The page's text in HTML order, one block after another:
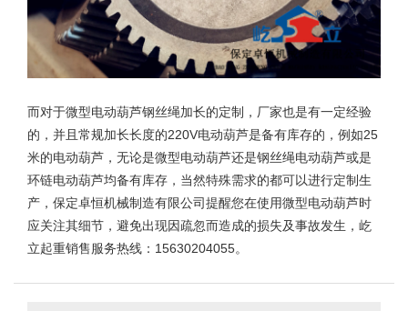
而对于微型电动葫芦钢丝绳加长的定制，厂家也是有一定经验
的，并且常规加长长度的220V电动葫芦是备有库存的，例如25
米的电动葫芦，无论是微型电动葫芦还是钢丝绳电动葫芦或是
环链电动葫芦均备有库存，当然特殊需求的都可以进行定制生
产，保定卓恒机械制造有限公司提醒您在使用微型电动葫芦时
应关注其细节，避免出现因疏忽而造成的损失及事故发生，屹
立起重销售服务热线：15630204055。